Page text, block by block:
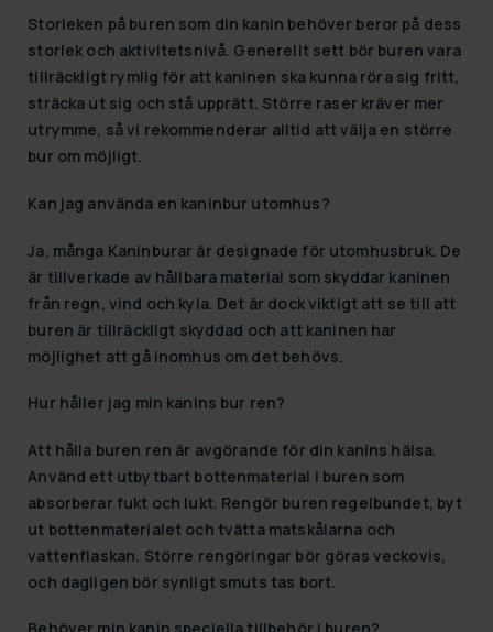
Storleken på buren som din kanin behöver beror på dess
storlek och aktivitetsnivå. Generellt sett bör buren vara
tillräckligt rymlig för att kaninen ska kunna röra sig fritt,
sträcka ut sig och stå upprätt. Större raser kräver mer
utrymme, så vi rekommenderar alltid att välja en större
bur om möjligt.
Kan jag använda en kaninbur utomhus?
Ja, många Kaninburar är designade för utomhusbruk. De
är tillverkade av hållbara material som skyddar kaninen
från regn, vind och kyla. Det är dock viktigt att se till att
buren är tillräckligt skyddad och att kaninen har
möjlighet att gå inomhus om det behövs.
Hur håller jag min kanins bur ren?
Att hålla buren ren är avgörande för din kanins hälsa.
Använd ett utbytbart bottenmaterial i buren som
absorberar fukt och lukt. Rengör buren regelbundet, byt
ut bottenmaterialet och tvätta matskålarna och
vattenflaskan. Större rengöringar bör göras veckovis,
och dagligen bör synligt smuts tas bort.